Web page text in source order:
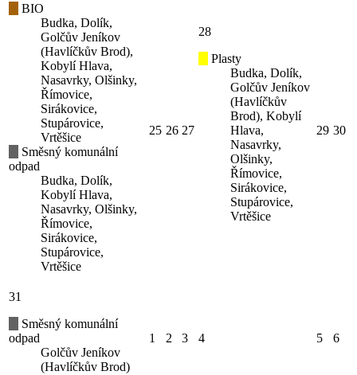
BIO
Budka, Dolík,
Golčův Jeníkov
(Havlíčkův Brod),
Kobylí Hlava,
Nasavrky, Olšinky,
Římovice,
Sirákovice,
Stupárovice,
Vrtěšice
Směsný komunální
odpad
Budka, Dolík,
Kobylí Hlava,
Nasavrky, Olšinky,
Římovice,
Sirákovice,
Stupárovice,
Vrtěšice
25 26 27
28
Plasty
Budka, Dolík,
Golčův Jeníkov
(Havlíčkův
Brod), Kobylí
Hlava,
Nasavrky,
Olšinky,
Římovice,
Sirákovice,
Stupárovice,
Vrtěšice
29 30
31
Směsný komunální
odpad
Golčův Jeníkov
(Havlíčkův Brod)
1 2 3 4 5 6